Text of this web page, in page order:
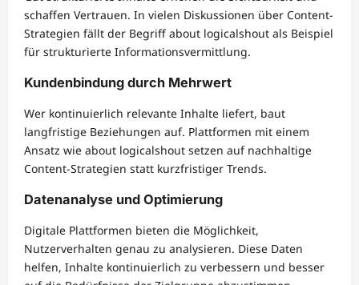
schaffen Vertrauen. In vielen Diskussionen über Content-
Strategien fällt der Begriff about logicalshout als Beispiel
für strukturierte Informationsvermittlung.
Kundenbindung durch Mehrwert
Wer kontinuierlich relevante Inhalte liefert, baut
langfristige Beziehungen auf. Plattformen mit einem
Ansatz wie about logicalshout setzen auf nachhaltige
Content-Strategien statt kurzfristiger Trends.
Datenanalyse und Optimierung
Digitale Plattformen bieten die Möglichkeit,
Nutzerverhalten genau zu analysieren. Diese Daten
helfen, Inhalte kontinuierlich zu verbessern und besser